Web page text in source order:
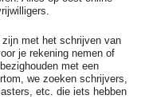
met het schrijven van
je rekening nemen of
met een
we zoeken schrijvers,
etc. die iets hebben